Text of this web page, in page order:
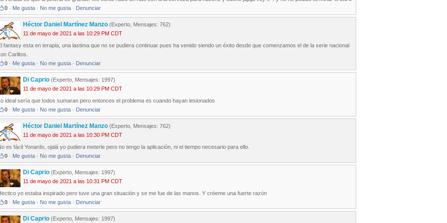
0 · Me gusta · No me gusta · Denunciar
Héctor Daniel Martínez Manzo (Experto, Mensajes: 762)
11 de mayo de 2021 a las 10:29 PM CDT
fantasy esta en terapia, una lastima que no se pudiera continuar pues ha venido siendo un éxito desde que comenzamos el de la serie nacional
Carlitos.
0 · Me gusta · No me gusta · Denunciar
Di Caprio (Experto, Mensajes: 1997)
11 de mayo de 2021 a las 10:29 PM CDT
ideal sería que todos sumaran pero entonces el problema es cuando hayan lesionados
0 · Me gusta · No me gusta · Denunciar
Héctor Daniel Martínez Manzo (Experto, Mensajes: 762)
11 de mayo de 2021 a las 10:30 PM CDT
es fácil Yonardo, ojalá yo pudiera meterle pero no tengo la aplicación, ni el tiempo necesario para ello.
0 · Me gusta · No me gusta · Denunciar
Di Caprio (Experto, Mensajes: 1997)
11 de mayo de 2021 a las 10:31 PM CDT
yo estaba inspirado pero tuve una gran situación y se me fue de las manos. Y créeme una fuerte razón
0 · Me gusta · No me gusta · Denunciar
Di Caprio (Experto, Mensajes: 1997)